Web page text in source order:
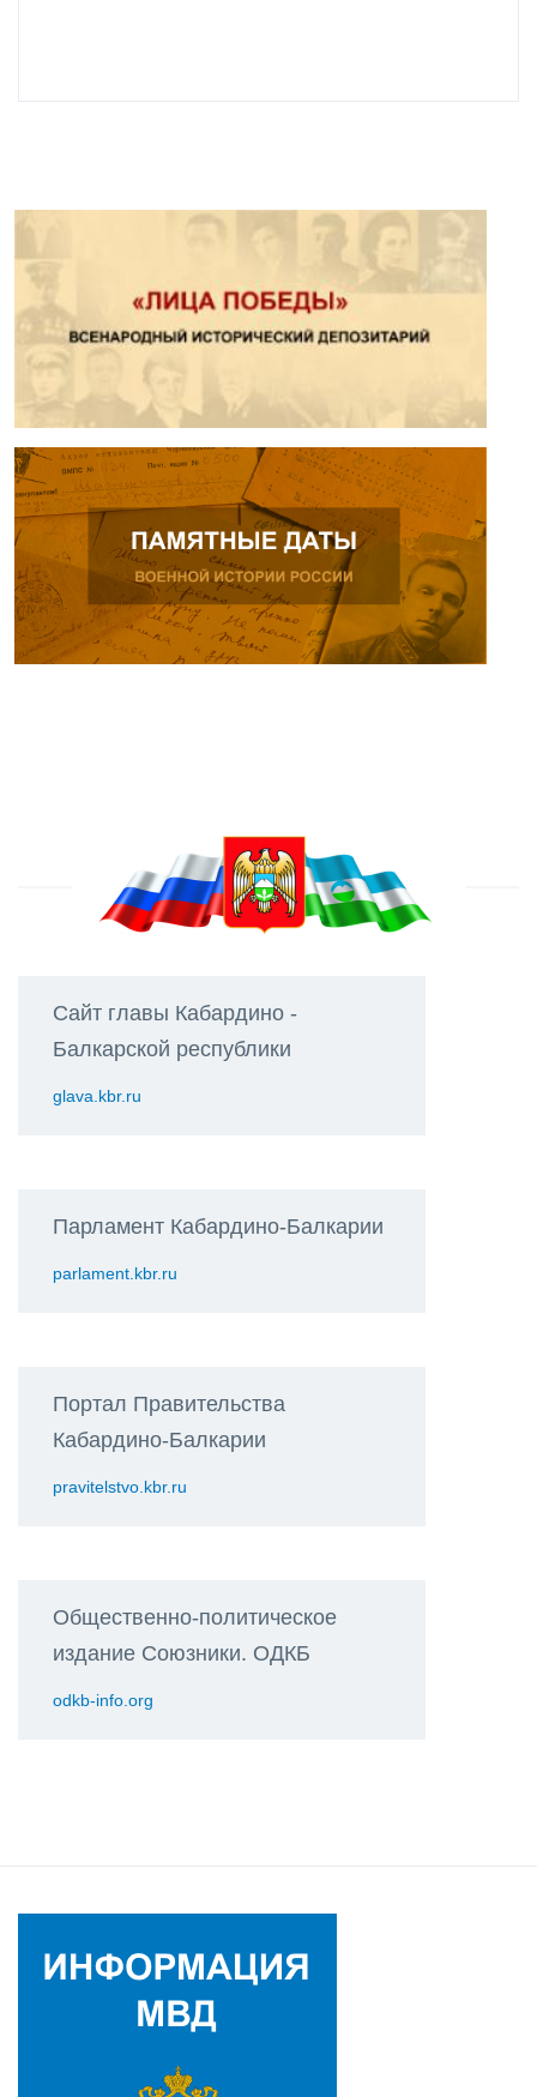
Сайт главы Кабардино -
Балкарской республики
glava.kbr.ru
Парламент Кабардино-Балкарии
parlament.kbr.ru
Портал Правительства
Кабардино-Балкарии
pravitelstvo.kbr.ru
Общественно-политическое
издание Союзники. ОДКБ
odkb-info.org